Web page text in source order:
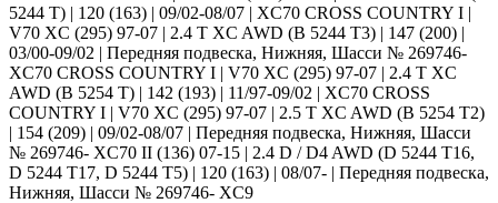
5244 T) | 120 (163) | 09/02-08/07 | XC70 CROSS COUNTRY I |
V70 XC (295) 97-07 | 2.4 T XC AWD (B 5244 T3) | 147 (200) |
03/00-09/02 | Передняя подвеска, Нижняя, Шасси № 269746-
XC70 CROSS COUNTRY I | V70 XC (295) 97-07 | 2.4 T XC
AWD (B 5254 T) | 142 (193) | 11/97-09/02 | XC70 CROSS
COUNTRY I | V70 XC (295) 97-07 | 2.5 T XC AWD (B 5254 T2)
| 154 (209) | 09/02-08/07 | Передняя подвеска, Нижняя, Шасси
№ 269746- XC70 II (136) 07-15 | 2.4 D / D4 AWD (D 5244 T16,
D 5244 T17, D 5244 T5) | 120 (163) | 08/07- | Передняя подвеска,
Нижняя, Шасси № 269746- XC9